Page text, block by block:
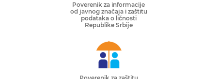
Poverenik za informacije
od javnog značaja i zaštitu
podataka o ličnosti
Republike Srbije